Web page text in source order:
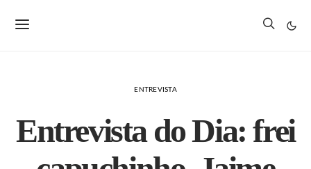
ENTREVISTA
Entrevista do Dia: frei